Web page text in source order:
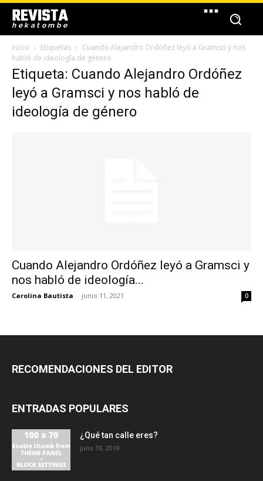
REVISTA
hekatombe
Inicio Etiquetas
Cuando Alejandro Ordóñez leyó a Gramsci y nos
habló de ideología de género
Etiqueta: Cuando Alejandro Ordóñez
leyó a Gramsci y nos habló de
ideología de género
Cuando Alejandro Ordóñez leyó a Gramsci y
nos habló de ideología...
Carolina Bautista - junio 11, 2021 0
RECOMENDACIONES DEL EDITOR
ENTRADAS POPULARES
¿Qué tan calle eres?
julio 19, 2019